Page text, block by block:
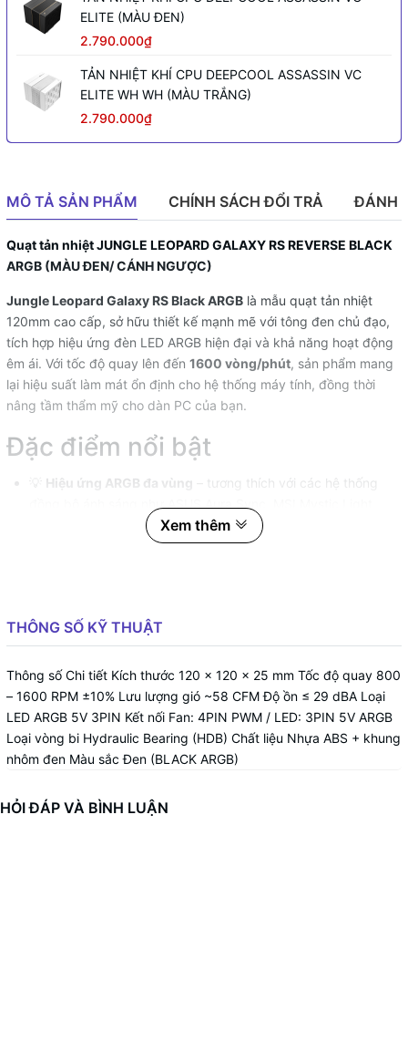
ELITE (MÀU ĐEN)
2.790.000₫
TẢN NHIỆT KHÍ CPU DEEPCOOL ASSASSIN VC
ELITE WH WH (MÀU TRẮNG)
2.790.000₫
MÔ TẢ SẢN PHẨM CHÍNH SÁCH ĐỔI TRẢ ĐÁNH
Quạt tản nhiệt JUNGLE LEOPARD GALAXY RS REVERSE BLACK
ARGB (MÀU ĐEN/ CÁNH NGƯỢC)
Jungle Leopard Galaxy RS Black ARGB là mẫu quạt tản nhiệt
120mm cao cấp, sở hữu thiết kế mạnh mẽ với tông đen chủ đạo,
tích hợp hiệu ứng đèn LED ARGB hiện đại và khả năng hoạt động
êm ái. Với tốc độ quay lên đến 1600 vòng/phút, sản phẩm mang
lại hiệu suất làm mát ổn định cho hệ thống máy tính, đồng thời
nâng tầm thẩm mỹ cho dàn PC của bạn.
Đặc điểm nổi bật
Hiệu ứng ARGB đa vùng – tương thích với các hệ thống
ASRock Polychrome, Gigabyte RGB Fusion…
🔇 Vòng bi thủy lực (HDB)
giảm thiểu rung lắc khi sử dụng lâu dài.
⚙️ Thiết kế khung cánh Galaxy RS– tối ưu luồng gió và tăng
hiệu suất tản nhiệt.
🎨Khung màu đen cao cấp , phù hợp với nhiều phong cách
case – đặc biệt là các bộ máy tông đen hoặc build LED nổi
bật.
Xem thêm
THÔNG SỐ KỸ THUẬT
Thông số Chi tiết Kích thước 120 x 120 x 25 mm Tốc độ quay 800
– 1600 RPM ±10% Lưu lượng gió ~58 CFM Độ ồn ≤ 29 dBA Loại
LED ARGB 5V 3PIN Kết nối Fan: 4PIN PWM / LED: 3PIN 5V ARGB
Loại vòng bi Hydraulic Bearing (HDB) Chất liệu Nhựa ABS + khung
nhôm đen Màu sắc Đen (BLACK ARGB)
HỎI ĐÁP VÀ BÌNH LUẬN